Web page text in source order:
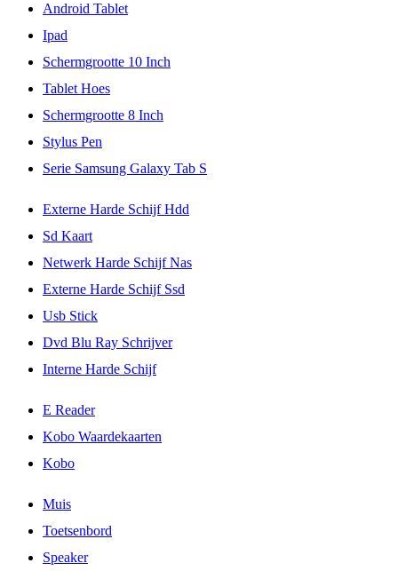
Android Tablet
Ipad
Schermgrootte 10 Inch
Tablet Hoes
Schermgrootte 8 Inch
Stylus Pen
Serie Samsung Galaxy Tab S
Externe Harde Schijf Hdd
Sd Kaart
Netwerk Harde Schijf Nas
Externe Harde Schijf Ssd
Usb Stick
Dvd Blu Ray Schrijver
Interne Harde Schijf
E Reader
Kobo Waardekaarten
Kobo
Muis
Toetsenbord
Speaker